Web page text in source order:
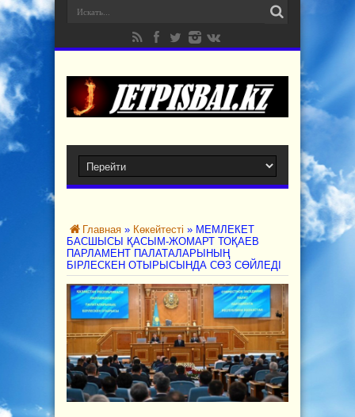
Главная » Көкейтесті » МЕМЛЕКЕТ
БАСШЫСЫ ҚАСЫМ-ЖОМАРТ ТОҚАЕВ
ПАРЛАМЕНТ ПАЛАТАЛАРЫНЫҢ
БІРЛЕСКЕН ОТЫРЫСЫНДА СӨЗ СӨЙЛЕДІ